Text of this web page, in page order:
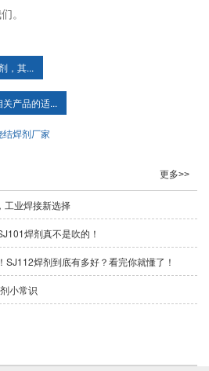
。
，其...
产品的适...
结焊剂厂家
更多>>
工业焊接新选择
焊剂真不是吹的！
SJ112焊剂到底有多好？看完你就懂了！
小常识